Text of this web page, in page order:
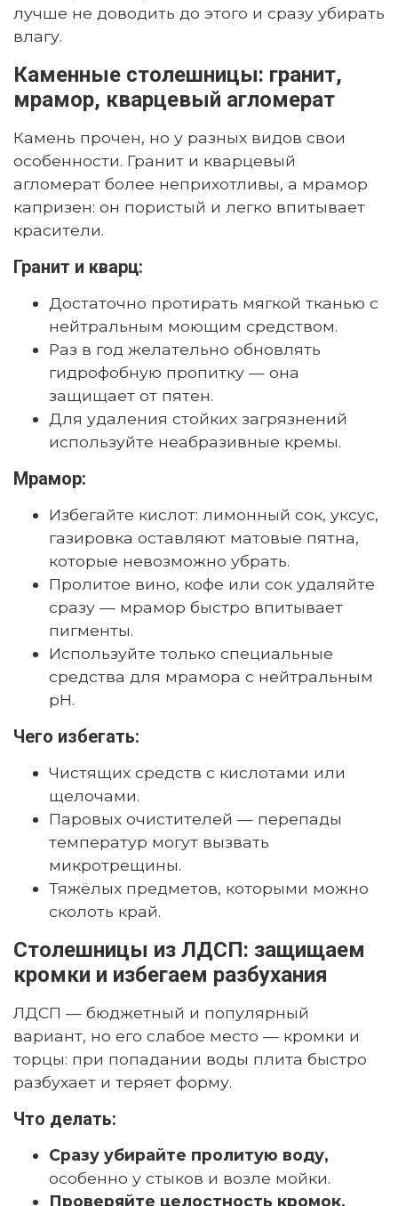
лучше не доводить до этого и сразу убирать
влагу.
Каменные столешницы: гранит,
мрамор, кварцевый агломерат
Камень прочен, но у разных видов свои
особенности. Гранит и кварцевый
агломерат более неприхотливы, а мрамор
капризен: он пористый и легко впитывает
красители.
Гранит и кварц:
Достаточно протирать мягкой тканью с
нейтральным моющим средством.
Раз в год желательно обновлять
гидрофобную пропитку — она
защищает от пятен.
Для удаления стойких загрязнений
используйте неабразивные кремы.
Мрамор:
Избегайте кислот: лимонный сок, уксус,
газировка оставляют матовые пятна,
которые невозможно убрать.
Пролитое вино, кофе или сок удаляйте
сразу — мрамор быстро впитывает
пигменты.
Используйте только специальные
средства для мрамора с нейтральным
pH.
Чего избегать:
Чистящих средств с кислотами или
щелочами.
Паровых очистителей — перепады
температур могут вызвать
микротрещины.
Тяжёлых предметов, которыми можно
сколоть край.
Столешницы из ЛДСП: защищаем
кромки и избегаем разбухания
ЛДСП — бюджетный и популярный
вариант, но его слабое место — кромки и
торцы: при попадании воды плита быстро
разбухает и теряет форму.
Что делать:
Сразу убирайте пролитую воду,
особенно у стыков и возле мойки.
Проверяйте целостность кромок.